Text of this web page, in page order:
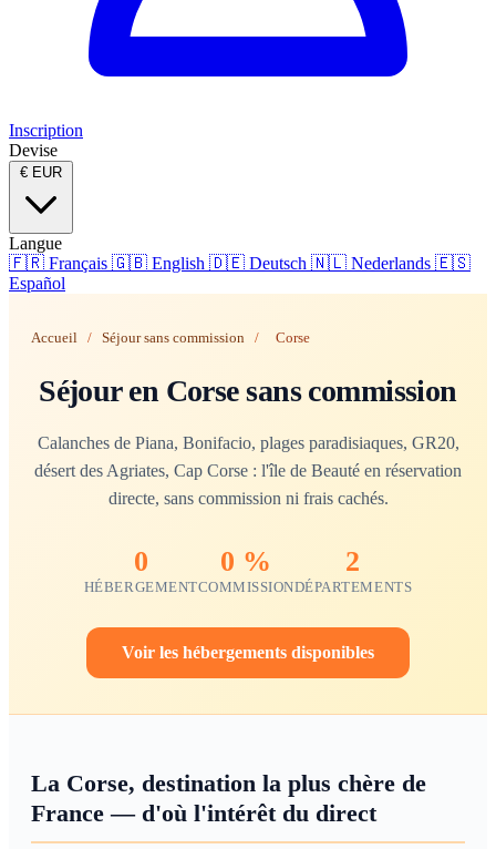
Inscription
Devise
€ EUR
Langue
🇫🇷 Français 🇬🇧 English 🇩🇪 Deutsch 🇳🇱 Nederlands 🇪🇸
Español
Accueil / Séjour sans commission / Corse
Séjour en Corse sans commission
Calanches de Piana, Bonifacio, plages paradisiaques, GR20,
désert des Agriates, Cap Corse : l'île de Beauté en réservation
directe, sans commission ni frais cachés.
0
HÉBERGEMENT
0 %
COMMISSION
2
DÉPARTEMENTS
Voir les hébergements disponibles
La Corse, destination la plus chère de
France — d'où l'intérêt du direct